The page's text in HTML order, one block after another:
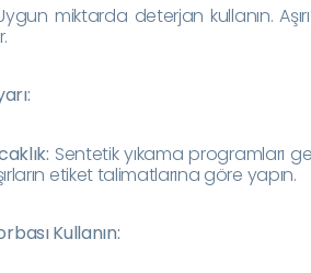
miktarda deterjan kullanın.
Sentetik yıkama programları
etiket talimatlarına göre yapın.
Kullanın: